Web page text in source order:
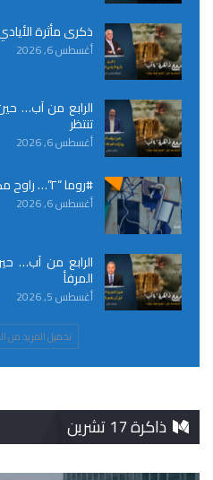
ذكرى مأثرة
أغسطس 6, 2026
الرابع من آب…
تنتظر
أغسطس 6, 2026
#روما “٢”… راوح مكانك
أغسطس 6, 2026
الرابع من آب…
المرفأ
أغسطس 5, 2026
تحميل المزيد من
ذاكرة 17 تشرين